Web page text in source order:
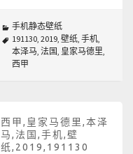
手机静态壁纸
191130, 2019, 壁纸, 手机,
本泽马, 法国, 皇家马德里,
西甲
西甲,皇家马德里,本泽
马,法国,手机,壁
纸,2019,191130